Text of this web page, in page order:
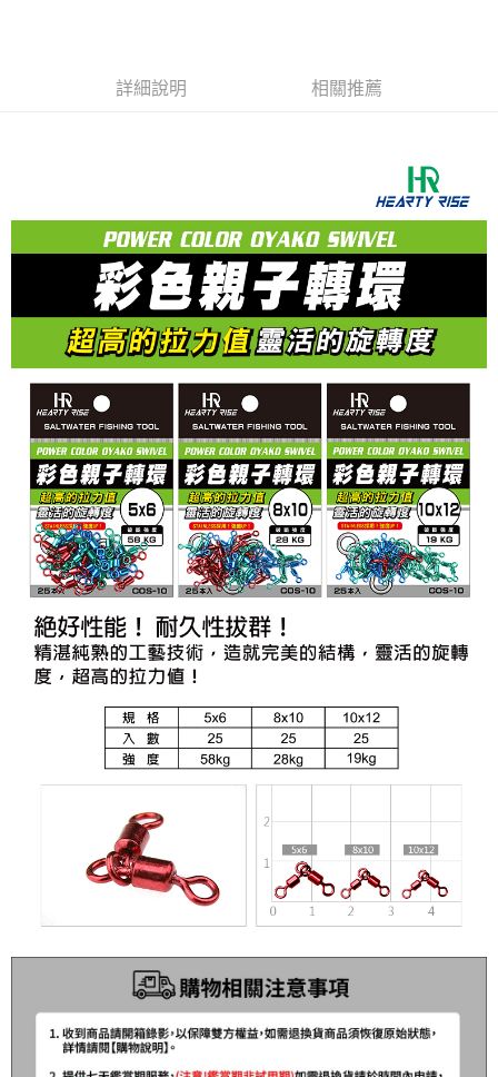
2.付款方式選擇「大哥付你分期」，訂單成立後會自動跳轉到大哥付的交易
流程，驗證手機門號後，選擇欲分期的期數、繳款截止日，確認付款後即完
消。如遇「轉專審核」未通過狀況，表示未達大哥付你分期系統評分，恕無
【繳款方式說明】
1.分期款項不併入電信帳單，「大哥付你分期」於每月結算日後寄送繳費提
2.透過簡訊連結打開帳單後，可選擇「超商條碼／台灣大直營門市／銀行轉
帳／街口支付／iPASS MONEY」等通路繳費。
【注意事項】
1.本服務係由「台灣大哥大股份有限公司」（以下簡稱本公司）所提供，讓
用戶於交易時，得透過本服務購買商品或服務，並由商店將買賣／分期付款
買賣價金債權讓與本公司後，依約使用本公司帳單繳交帳款。
2.基於同意付款使用「大哥付你分期」之契約關係目的，商店將以您的個人
資料（包含姓名、電話或地址）提供予台灣大哥大進項蒐集、處理及利用，
由本公司與您本人進行分期帳單所需資料之確認、核對及更正。
3.完整用戶服務條款，請詳閱以下連結：https://oppay.tw/userRule
【「AFTEE先享後付」結帳流程】
１．於結帳方式選擇「AFTEE先享後付」後，將跳轉至「AFTEE先享後付」
結帳頁面，進行簡訊認證並確認金額後，即可完成結帳。
２．訂單成立數日內，您將收到繳費通知簡訊。
３．收到繳費通知簡訊後14天內，點擊此簡訊中的連結，可透過四大超商／
ATM／網路銀行／等多元方式進行付款，方視為交易完成。
※ 請注意：結帳手續完成當下不需立刻繳費，但若您需要取消訂單，請聯絡
購買商品的店家。未經商家同意取消之訂單仍視為有效，需透過AFTEE先享
後付繳納相關費用。
※ 交易是否成功請以「AFTEE先享後付 」之結帳頁面顯示為準，若有關於
是否繳費成功／繳費後需取消欲退款等相關疑問，請聯繫「AFTEE先享後付
客戶支援中心」https://netprotections.freshdesk.com/support/home
【注意事項】
１．透過由恩沛科技股份有限公司提供之「AFTEE先享後付」服務完成之交
易，需依本服務之必要範圍內提供個人資料，並將交易相關給付款項請求債
權轉讓予恩沛科技股份有限公司。
２．關於個人資料處理事宜，請瀏覽以下網址：
３．未成年的使用者請事先徵得法定代理人或監護人之同意方可使用
「AFTEE先享後付」，若未經同意申辦者引起之損失，本公司不負相關責
任。
時審查核予不同之上限額度；若仍有額度不足之情形，本公司將視審查結果
請求用戶進行身份認證。
５．嚴禁一人註冊多個帳號或使用他人資訊註冊。若發現惡意使用之情形，
恩沛科技股份有限公司將有權停止該用戶之使用額度並採取法律行動。
運送方式
全家取貨付款
每筆NT$60，滿NT$1,200(含以上)免運費
付款後全家取貨
每筆NT$60，滿NT$1,200(含以上)免運費
7-11取貨付款
每筆NT$60，滿NT$1,200(含以上)免運費
付款後7-11取貨
每筆NT$60，滿NT$1,200(含以上)免運費
一般宅配（門市自取請勿下單，請聯繫客服）
每筆NT$100，滿NT$2,000(含以上)免運費
離島一般宅配
每筆NT$200，滿NT$2,000(含以上)免運費
貨到付款（門市自取請勿下單，請聯繫客服）
每筆NT$200，滿NT$3,000(含以上)免運費
國家/地區配送(**下單前請私訊客服確認實際運費(運費另
計)，訂單才得以成立**)
詳細說明 相關推薦